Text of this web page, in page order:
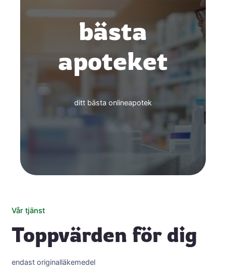
bästa
apoteket
ditt bästa onlineapotek
Vår tjänst
Toppvärden för dig
endast originalläkemedel